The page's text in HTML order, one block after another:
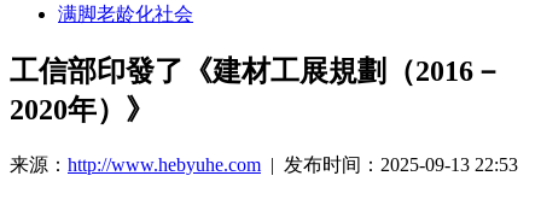
满脚老龄化社会
工信部印發了《建材工展規劃（2016－
2020年）》
来源： http://www.hebyuhe.com | 发布时间：2025-09-13 22:53